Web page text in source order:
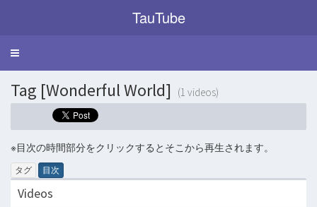
TauTube
Toggle
Tag [Wonderful World] (1 videos)
※目次の時間部分をクリックするとそこから再生されます。
タグ 目次
Videos